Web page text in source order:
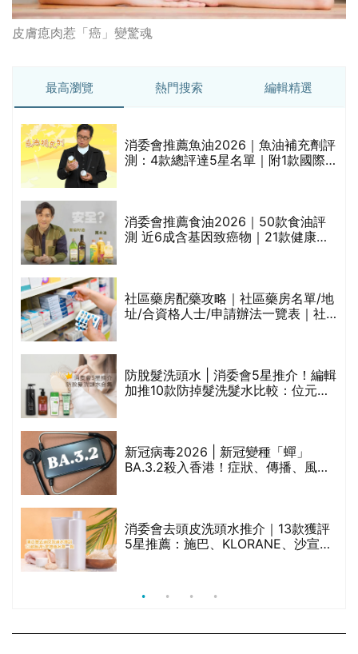
消委會推薦食油2026｜50款食油評
測 近6成含基因致癌物｜21款健康煮
食油總評達5星滿分名單(初榨橄欖油/
社區藥房配藥攻略｜社區藥房名單/地
防脫髮洗頭水 | 消委會5星推介！編輯
新冠病毒2026 | 新冠變種「蟬」
消委會去頭皮洗頭水推介｜13款獲評
喉嚨痛怎麽辦？中醫拆解急性VS慢性喉嚨痛
因素、徵狀及治療方法
邱宇鋒
註冊中醫師
日期: 2026-08-03
分享